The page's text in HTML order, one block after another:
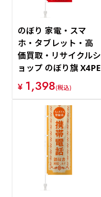
のぼり 家電・スマ
ホ・タブレット・高
価買取・リサイクルシ
ョップ のぼり旗 X4PE
¥ 1,398(税込)